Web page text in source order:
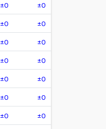
±0 ±0
±0 ±0
±0 ±0
±0 ±0
±0 ±0
±0 ±0
±0 ±0